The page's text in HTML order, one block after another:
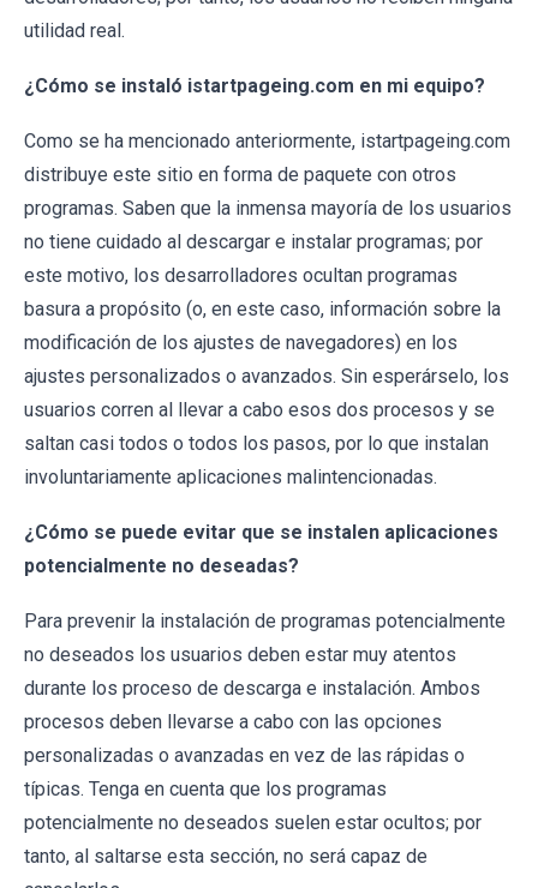
utilidad real.
¿Cómo se instaló istartpageing.com en mi equipo?
Como se ha mencionado anteriormente, istartpageing.com
distribuye este sitio en forma de paquete con otros
programas. Saben que la inmensa mayoría de los usuarios
no tiene cuidado al descargar e instalar programas; por
este motivo, los desarrolladores ocultan programas
basura a propósito (o, en este caso, información sobre la
modificación de los ajustes de navegadores) en los
ajustes personalizados o avanzados. Sin esperárselo, los
usuarios corren al llevar a cabo esos dos procesos y se
saltan casi todos o todos los pasos, por lo que instalan
involuntariamente aplicaciones malintencionadas.
¿Cómo se puede evitar que se instalen aplicaciones
potencialmente no deseadas?
Para prevenir la instalación de programas potencialmente
no deseados los usuarios deben estar muy atentos
durante los proceso de descarga e instalación. Ambos
procesos deben llevarse a cabo con las opciones
personalizadas o avanzadas en vez de las rápidas o
típicas. Tenga en cuenta que los programas
potencialmente no deseados suelen estar ocultos; por
tanto, al saltarse esta sección, no será capaz de